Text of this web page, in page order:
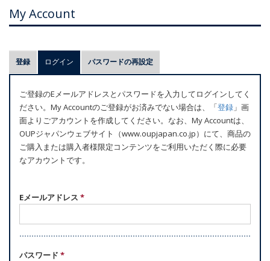
My Account
プ
ラ
マ
リ
ー
タ
ブ
登録 ログイン (アクティブなタブ)
パスワードの再設定
ご登録のEメールアドレスとパスワードを入力してログインしてく
ださい。My Accountのご登録がお済みでない場合は、「登録 」画
面よりごアカウントを作成してください。なお、My Accountは、
OUPジャパンウェブサイト（www.oupjapan.co.jp）にて、商品の
ご購入または購入者様限定コンテンツをご利用いただく際に必要
なアカウントです。
Eメールアドレス *
パスワード *